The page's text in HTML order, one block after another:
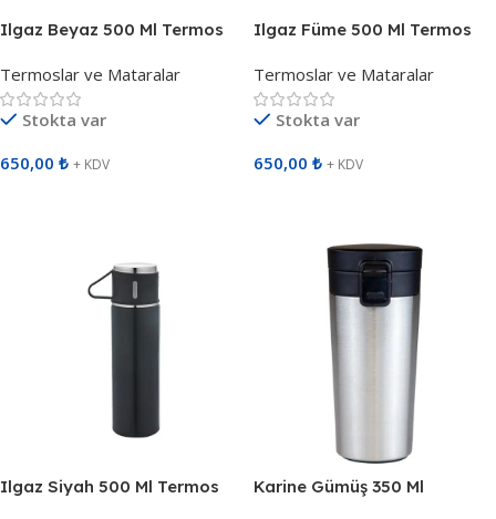
Ilgaz Beyaz 500 Ml Termos
Termoslar ve Mataralar
Stokta var
650,00 ₺ + KDV
Ilgaz Füme 500 Ml Termos
Termoslar ve Mataralar
Stokta var
650,00 ₺ + KDV
Ilgaz Siyah 500 Ml Termos
Karine Gümüş 350 Ml